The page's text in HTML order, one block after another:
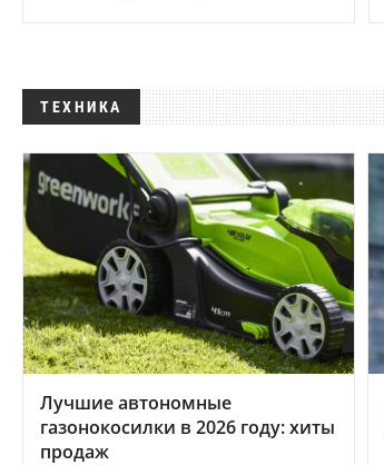
ТЕХНИКА
Лучшие автономные
газонокосилки в 2026 году: хиты
продаж